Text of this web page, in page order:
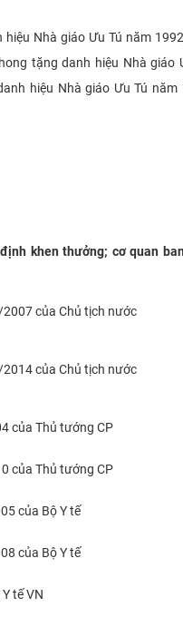
Nhà giáo Ưu Tú năm
tặng danh hiệu Nhà giáo
hiệu Nhà giáo Ưu Tú năm
khen thưởng; cơ quan ban
của Chủ tịch nước
của Chủ tịch nước
của Thủ tướng CP
của Thủ tướng CP
của Bộ Y tế
của Bộ Y tế
tế VN